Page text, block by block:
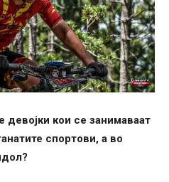
девојки кои се занимаваат
спортови, а во